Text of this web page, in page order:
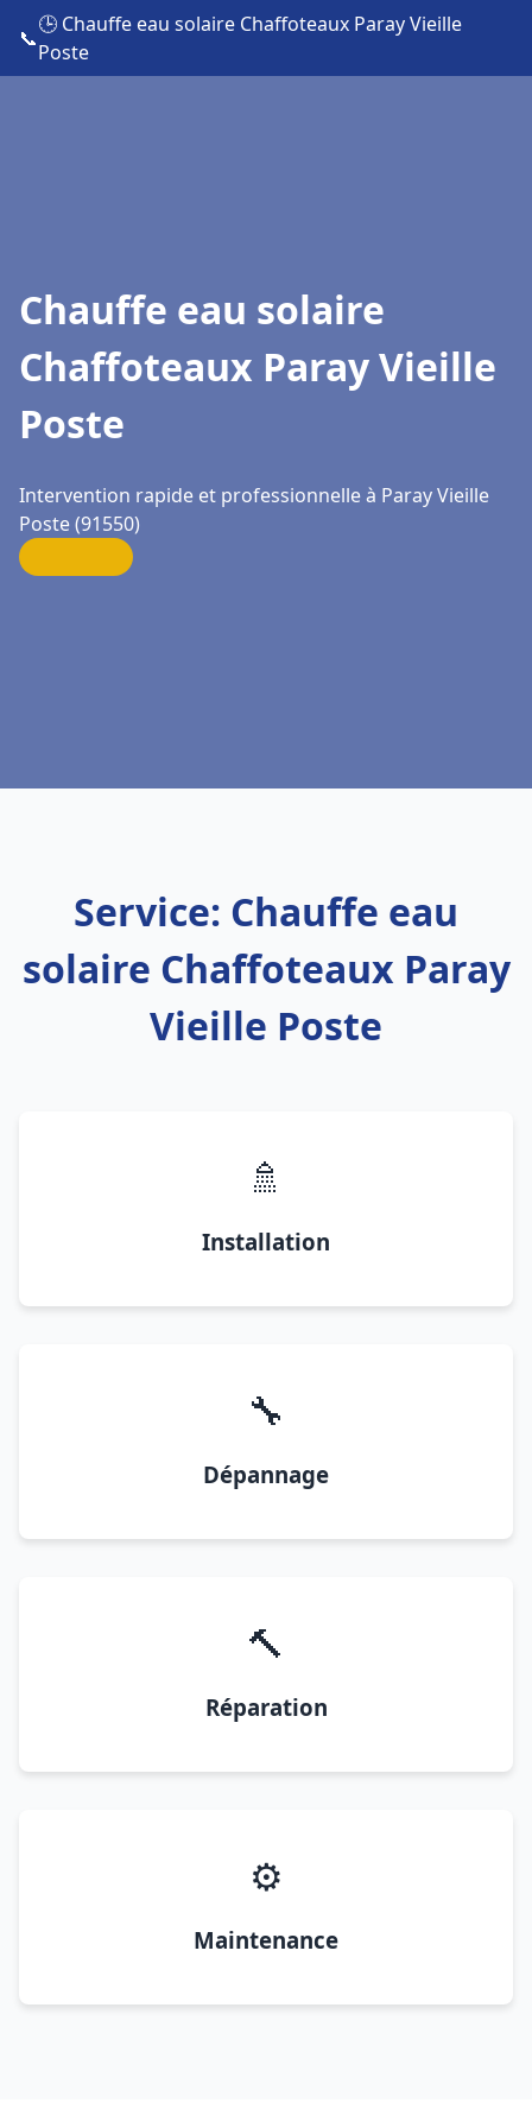
📞
🕒 Chauffe eau solaire Chaffoteaux Paray Vieille
Poste
Chauffe eau solaire
Chaffoteaux Paray Vieille
Poste
Intervention rapide et professionnelle à Paray Vieille
Poste (91550)
Service: Chauffe eau
solaire Chaffoteaux Paray
Vieille Poste
🚿
Installation
🔧
Dépannage
🔨
Réparation
⚙️
Maintenance